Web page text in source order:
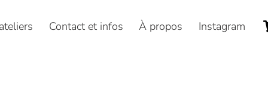
Contact et infos À propos Instagram